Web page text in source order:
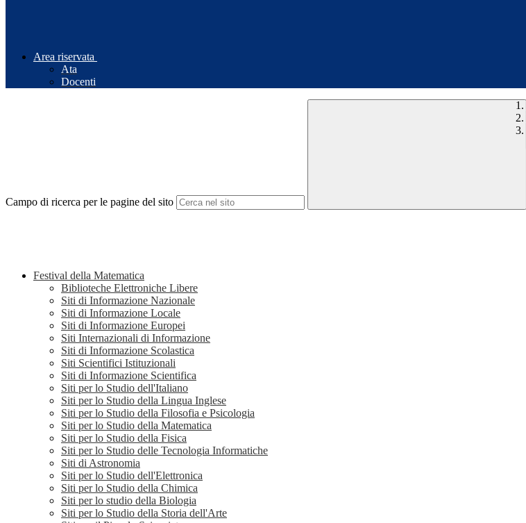
Area riservata
Ata
Docenti
Campo di ricerca per le pagine del sito
Festival della Matematica
Biblioteche Elettroniche Libere
Siti di Informazione Nazionale
Siti di Informazione Locale
Siti di Informazione Europei
Siti Internazionali di Informazione
Siti di Informazione Scolastica
Siti Scientifici Istituzionali
Siti di Informazione Scientifica
Siti per lo Studio dell'Italiano
Siti per lo Studio della Lingua Inglese
Siti per lo Studio della Filosofia e Psicologia
Siti per lo Studio della Matematica
Siti per lo Studio della Fisica
Siti per lo Studio delle Tecnologia Informatiche
Siti di Astronomia
Siti per lo Studio dell'Elettronica
Siti per lo Studio della Chimica
Siti per lo studio della Biologia
Siti per lo Studio della Storia dell'Arte